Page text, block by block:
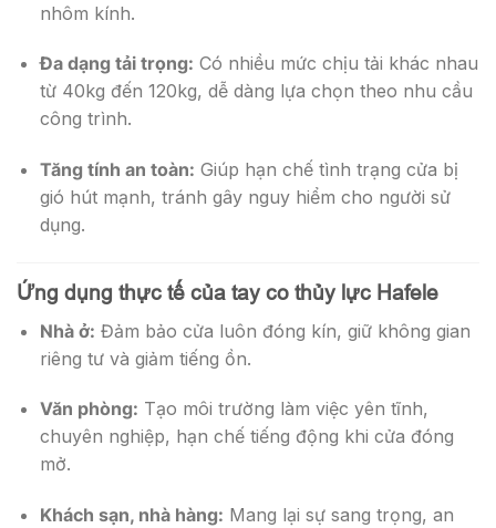
nhôm kính.
Đa dạng tải trọng: Có nhiều mức chịu tải khác nhau
từ 40kg đến 120kg, dễ dàng lựa chọn theo nhu cầu
công trình.
Tăng tính an toàn: Giúp hạn chế tình trạng cửa bị
gió hút mạnh, tránh gây nguy hiểm cho người sử
dụng.
Ứng dụng thực tế của tay co thủy lực Hafele
Nhà ở: Đảm bảo cửa luôn đóng kín, giữ không gian
riêng tư và giảm tiếng ồn.
Văn phòng: Tạo môi trường làm việc yên tĩnh,
chuyên nghiệp, hạn chế tiếng động khi cửa đóng
mở.
Khách sạn, nhà hàng: Mang lại sự sang trọng, an